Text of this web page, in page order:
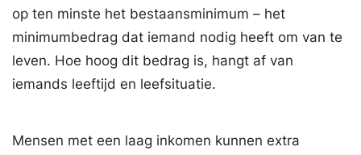
op ten minste het bestaansminimum – het
minimumbedrag dat iemand nodig heeft om van te
leven. Hoe hoog dit bedrag is, hangt af van
iemands leeftijd en leefsituatie.
Mensen met een laag inkomen kunnen extra